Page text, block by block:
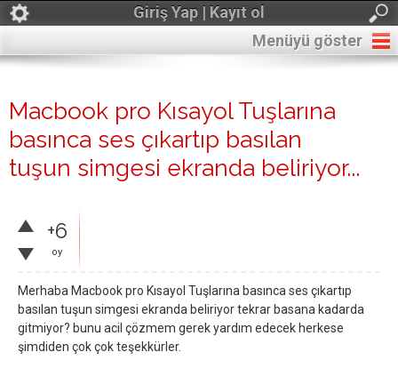
Giriş Yap | Kayıt ol
Menüyü göster
Macbook pro Kısayol Tuşlarına
basınca ses çıkartıp basılan
tuşun simgesi ekranda beliriyor...
+6
oy
Merhaba Macbook pro Kısayol Tuşlarına basınca ses çıkartıp
basılan tuşun simgesi ekranda beliriyor tekrar basana kadarda
gitmiyor? bunu acil çözmem gerek yardım edecek herkese
şimdiden çok çok teşekkürler.